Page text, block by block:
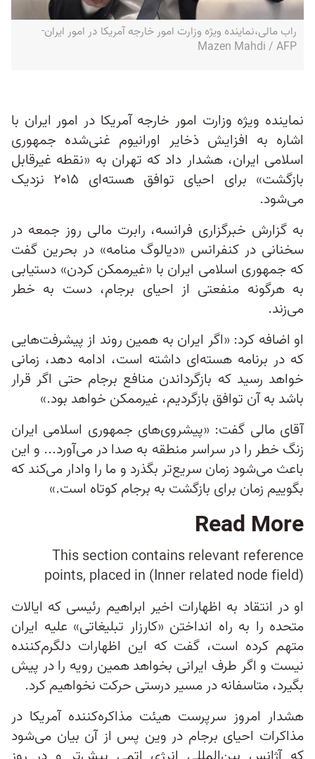
راب مالی،‌نماینده ویژه وزارت امور خارجه آمریکا در امور ایران-
Mazen Mahdi / AFP
نماینده ویژه وزارت امور خارجه آمریکا در امور ایران با
اشاره به افزایش ذخایر اورانیوم غنی‌شده جمهوری
اسلامی ایران، هشدار داد که تهران به «نقطه غیرقابل
بازگشت» برای احیای توافق هسته‌ای ۲۰۱۵ نزدیک
می‌شود.
به گزارش خبرگزاری فرانسه، رابرت مالی روز جمعه در
سخنانی در کنفرانس «دیالوگ منامه» در بحرین گفت
که جمهوری اسلامی ایران با «غیرممکن کردن» دستیابی
به هرگونه منفعتی از احیای برجام، دست به خطر
می‌زند.
او اضافه کرد: «اگر ایران به همین روند از پیشرفت‌هایی
که در برنامه هسته‌ای داشته است، ادامه دهد، زمانی
خواهد رسید که بازگرداندن منافع برجام حتی اگر قرار
باشد به آن توافق بازگردیم، غیرممکن خواهد بود.»
آقای مالی گفت: «پیشروی‌‌های جمهوری اسلامی ایران
زنگ خطر را در سراسر منطقه به صدا در می‌آورد... و این
باعث می‌شود زمان سریع‌تر بگذرد و ما را وادار می‌کند که
بگوییم زمان برای بازگشت به برجام کوتاه است.»
Read More
This section contains relevant reference
points, placed in (Inner related node field)
او در انتقاد به اظهارات اخیر ابراهیم رئیسی که ایالات
متحده را به راه انداختن «کارزار تبلیغاتی» علیه ایران
متهم کرده است، گفت که این اظهارات دلگرم‌کننده
نیست و اگر طرف ایرانی بخواهد همین رویه را در پیش
بگیرد، متاسفانه در مسیر درستی حرکت نخواهیم کرد.
هشدار امروز سرپرست هیئت مذاکره‌‌کننده آمریکا در
مذاکرات احیای برجام در وین پس از آن بیان می‌شود